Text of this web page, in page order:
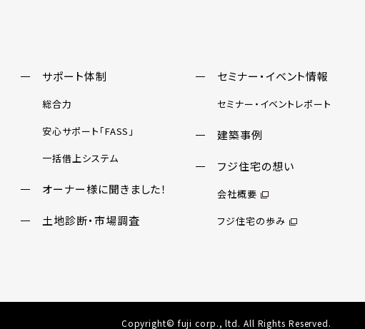
サポート体制
総合力
安心サポート「FASS」
一括借上システム
オーナー様に聞きました！
土地診断・市場調査
セミナー・イベント情報
セミナー・イベントレポート
建築事例
フジ住宅の想い
会社概要
フジ住宅の歩み
Copyright© fuji corp., ltd. All Rights Reserved.